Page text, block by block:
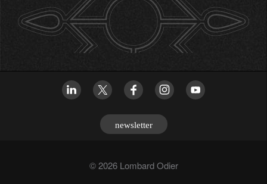
newsletter
© 2026 Lombard Odier